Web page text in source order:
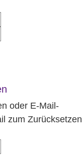
oder E-Mail-
zum Zurücksetzen